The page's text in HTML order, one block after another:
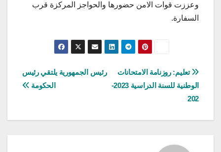
وعززت قوات الامن حضورها والحواجز المركزة قرب
السفارة.
تصفّح
المقالات
رئيس الجمهورية يلتقي رئيس
الحكومة
تعليم: روزنامة الامتحانات
الوطنية للسنة الدراسية 2023-
202